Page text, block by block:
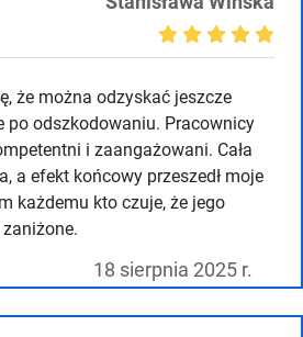
że można odzyskać jeszcze
po odszkodowaniu. Pracownicy
i zaangażowani. Cała
a efekt końcowy przeszedł moje
każdemu kto czuje, że jego
18 sierpnia 2025 r.